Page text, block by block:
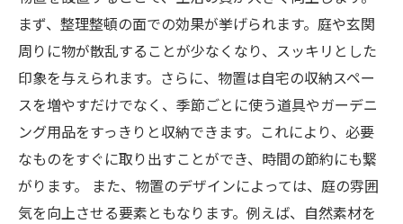
まず、整理整頓の面での効果が挙げられます。庭や玄関
周りに物が散乱することが少なくなり、スッキリとした
印象を与えられます。さらに、物置は自宅の収納スペー
スを増やすだけでなく、季節ごとに使う道具やガーデニ
ング用品をすっきりと収納できます。これにより、必要
なものをすぐに取り出すことができ、時間の節約にも繋
がります。 また、物置のデザインによっては、庭の雰囲
気を向上させる要素ともなります。例えば、自然素材を